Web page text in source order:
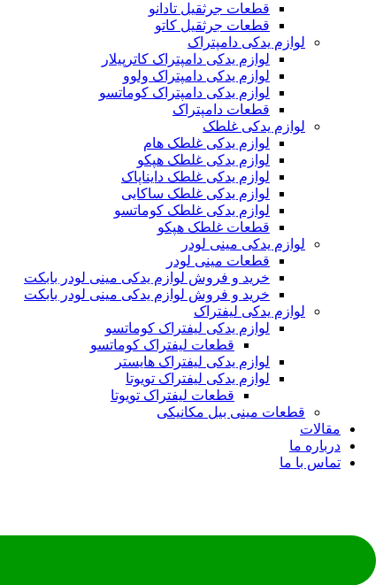
قطعات جرثقیل تادانو
قطعات جرثقیل کاتو
لوازم یدکی دامپتراک
لوازم یدکی دامپتراک کاترپیلار
لوازم یدکی دامپتراک ولوو
لوازم یدکی دامپتراک کوماتسو
قطعات دامپتراک
لوازم یدکی غلطک
لوازم یدکی غلطک هام
لوازم یدکی غلطک هپکو
لوازم یدکی غلطک دایناپاک
لوازم یدکی غلطک ساکایی
لوازم یدکی غلطک کوماتسو
قطعات غلطک هپکو
لوازم یدکی مینی لودر
قطعات مینی لودر
خرید و فروش لوازم یدکی مینی لودر بابکت
خرید و فروش لوازم یدکی مینی لودر بابکت
لوازم یدکی لیفتراک
لوازم یدکی لیفتراک کوماتسو
قطعات لیفتراک کوماتسو
لوازم یدکی لیفتراک هایستر
لوازم یدکی لیفتراک تویوتا
قطعات لیفتراک تویوتا
قطعات مینی بیل مکانیکی
مقالات
درباره ما
تماس با ما